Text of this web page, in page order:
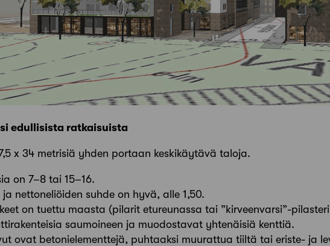
edullisista ratkaisuista
x 34 metrisiä yhden portaan keskikäytävä taloja.
on 7–8 tai 15–16.
ja nettoneliöiden suhde on hyvä, alle 1,50.
on tuettu maasta (pilarit etureunassa tai ”kirveenvarsi”-
saumoineen ja muodostavat yhtenäisiä kenttiä.
ovat betonielementtejä, puhtaaksi muurattua tiiltä tai eriste- ja